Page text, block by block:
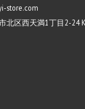
store.com
北区西天満1丁目2-24